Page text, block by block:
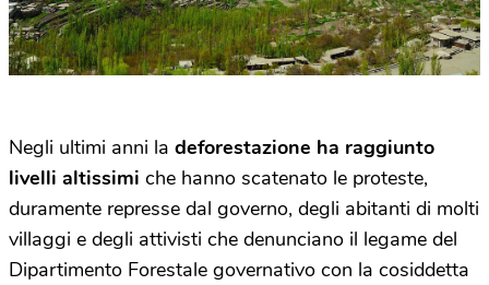
Negli ultimi anni la deforestazione ha raggiunto
livelli altissimi che hanno scatenato le proteste,
duramente represse dal governo, degli abitanti di molti
villaggi e degli attivisti che denunciano il legame del
Dipartimento Forestale governativo con la cosiddetta